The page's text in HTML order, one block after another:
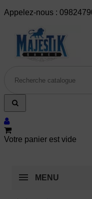
Appelez-nous :
Votre panier est vide
MENU